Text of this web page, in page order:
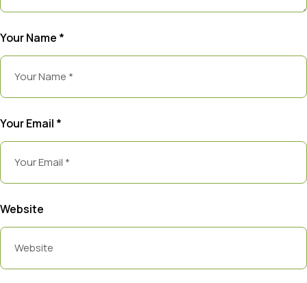
Your Name *
Your Email *
Website